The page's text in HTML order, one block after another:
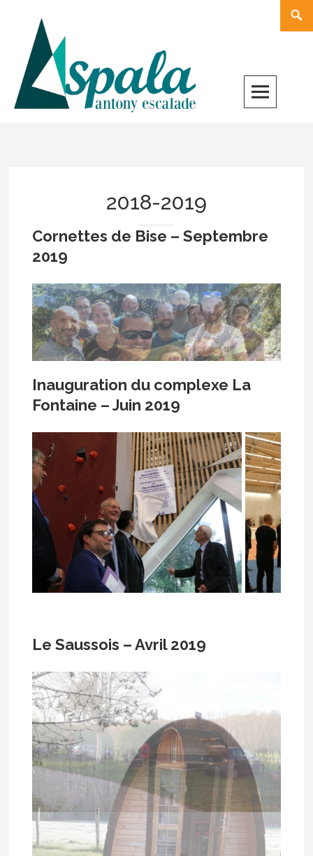
content
2018-2019
Cornettes de Bise – Septembre
2019
Inauguration du complexe La
Fontaine – Juin 2019
Le Saussois – Avril 2019